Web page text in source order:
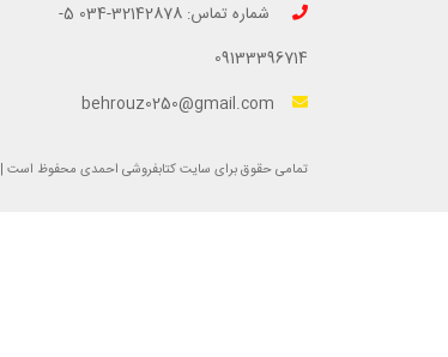
شماره تماس: 32142878-034 5-
09133396714
behrouz0250@gmail.com
تمامی حقوق برای سایت کتابفروشی احمدی محفوظ است | 1399